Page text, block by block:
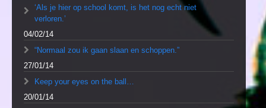
‘Als je hier op school komt, is het nog echt niet
verloren.’
04/02/14
“Normaal zou ik gaan slaan en schoppen.”
27/01/14
Keep your eyes on the ball…
20/01/14